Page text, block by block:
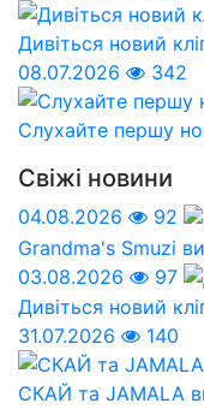
Дивіться новий
08.07.2026
342
Слухайте першу
Свіжі новини
04.08.2026
92
Grandma's Smuzi
03.08.2026
97
Дивіться новий
31.07.2026
140
СКАЙ та JAMALA